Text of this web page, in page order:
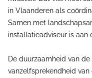
in Vlaanderen als
Samen met
installatieadviseur is aan
De duurzaamheid van
vanzelfsprekendheid